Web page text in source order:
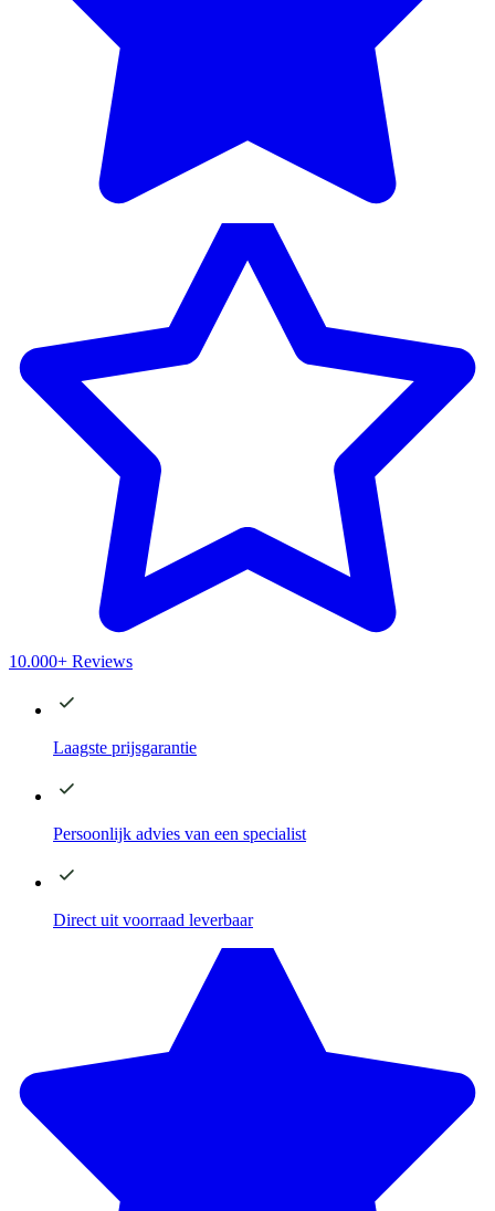
10.000+ Reviews
Laagste prijsgarantie
Persoonlijk advies van een specialist
Direct uit voorraad leverbaar